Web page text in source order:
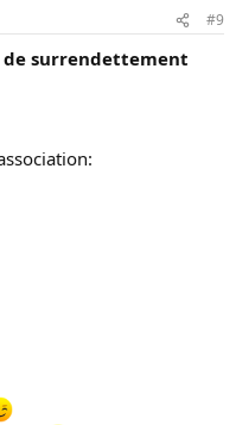
#9
de surrendettement